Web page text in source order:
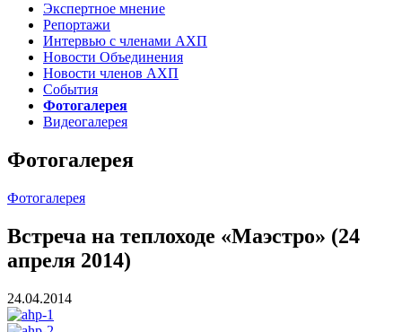
Экспертное мнение
Репортажи
Интервью с членами АХП
Новости Объединения
Новости членов АХП
События
Фотогалерея
Видеогалерея
Фотогалерея
Фотогалерея
Встреча на теплоходе «Маэстро» (24
апреля 2014)
24.04.2014